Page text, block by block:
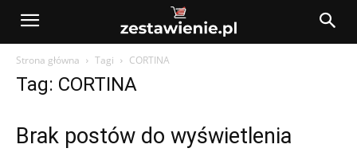
Strona główna Tagi CORTINA
Tag: CORTINA
Brak postów do wyświetlenia